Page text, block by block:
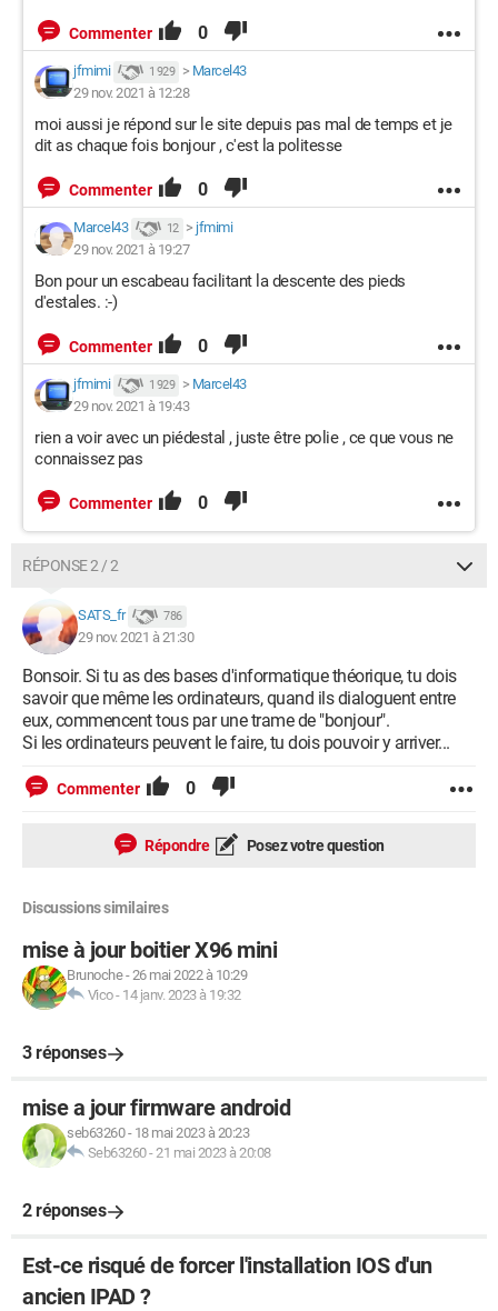
Commenter 0
jfmimi 1 929 > Marcel43
29 nov. 2021 à 12:28
moi aussi je répond sur le site depuis pas mal de temps et je
dit as chaque fois bonjour , c'est la politesse
Commenter 0
Marcel43 12 > jfmimi
29 nov. 2021 à 19:27
Bon pour un escabeau facilitant la descente des pieds
d'estales. :-)
Commenter 0
jfmimi 1 929 > Marcel43
29 nov. 2021 à 19:43
rien a voir avec un piédestal , juste être polie , ce que vous ne
connaissez pas
Commenter 0
RÉPONSE 2 / 2
SATS_fr 786
29 nov. 2021 à 21:30
Bonsoir. Si tu as des bases d'informatique théorique, tu dois
savoir que même les ordinateurs, quand ils dialoguent entre
eux, commencent tous par une trame de "bonjour".
Si les ordinateurs peuvent le faire, tu dois pouvoir y arriver...
Commenter 0
Répondre Posez votre question
Discussions similaires
mise à jour boitier X96 mini
Brunoche-26 mai 2022 à 10:29
Vico- 14 janv. 2023 à 19:32
3 réponses
mise a jour firmware android
seb63260- 18 mai 2023 à 20:23
Seb63260-21 mai 2023 à 20:08
2 réponses
Est-ce risqué de forcer l'installation IOS d'un
ancien IPAD ?